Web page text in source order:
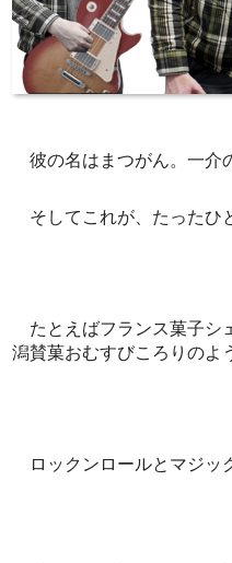
彼の名はまつがん。一介
そしてこれが、たったひ
たとえばフランス菓子シ
潟賛菓おむすびころりのよ
ロックンロールとマジッ